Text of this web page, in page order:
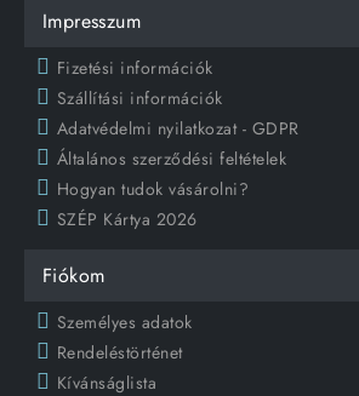
Impresszum
Fizetési információk
Szállítási információk
Adatvédelmi nyilatkozat - GDPR
Általános szerződési feltételek
Hogyan tudok vásárolni?
SZÉP Kártya 2026
Fiókom
Személyes adatok
Rendeléstörténet
Kívánságlista